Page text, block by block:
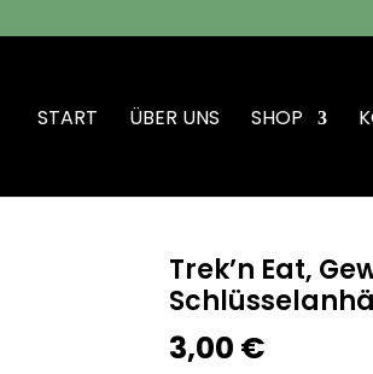
START ÜBER UNS SHOP
Trek’n Eat,
3,00 €